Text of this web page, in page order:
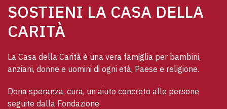
SOSTIENI LA CASA DELLA
CARITÀ
La Casa della Carità è una vera famiglia per bambini,
anziani, donne e uomini di ogni età, Paese e religione.
Dona speranza, cura, un aiuto concreto alle persone
seguite dalla Fondazione.